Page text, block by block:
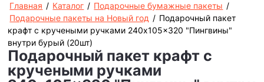
Главная / Каталог / Подарочные бумажные пакеты /
Подарочные пакеты на Новый год / Подарочный пакет
крафт с кручеными ручками 240x105x320 "Пингвины"
внутри бурый (20шт)
Подарочный пакет крафт с
кручеными ручками